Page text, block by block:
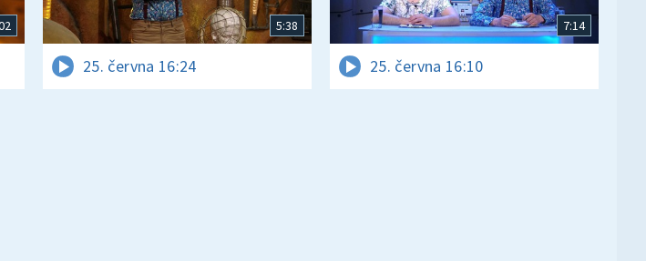
5:38
25. června 16:24
7:14
25. června 16:10